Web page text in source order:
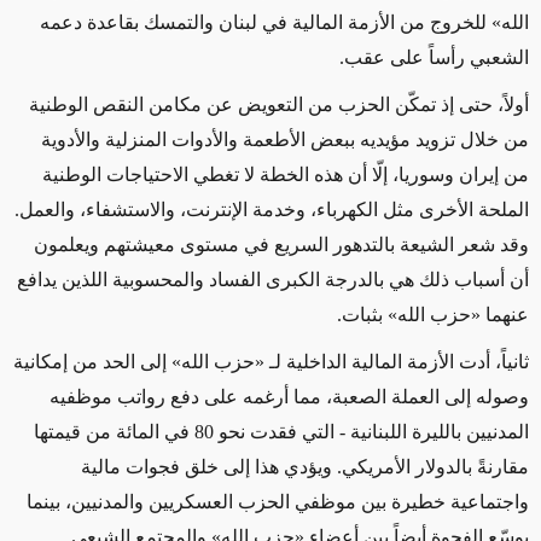
الله» للخروج من الأزمة المالية في لبنان والتمسك بقاعدة دعمه
الشعبي رأساً على عقب.
أولاً، حتى إذ تمكّن الحزب من التعويض عن مكامن النقص الوطنية
من خلال تزويد مؤيديه ببعض الأطعمة والأدوات المنزلية والأدوية
من إيران وسوريا، إلّا أن هذه الخطة لا تغطي الاحتياجات الوطنية
الملحة الأخرى مثل الكهرباء، وخدمة الإنترنت، والاستشفاء، والعمل.
وقد شعر الشيعة بالتدهور السريع في مستوى معيشتهم ويعلمون
أن أسباب ذلك هي بالدرجة الكبرى الفساد والمحسوبية اللذين يدافع
عنهما «حزب الله» بثبات.
ثانياً، أدت الأزمة المالية الداخلية لـ «حزب الله» إلى الحد من إمكانية
وصوله إلى العملة الصعبة، مما أرغمه على دفع رواتب موظفيه
المدنيين بالليرة اللبنانية - التي فقدت نحو 80 في المائة من قيمتها
مقارنةً بالدولار الأمريكي. ويؤدي هذا إلى خلق فجوات مالية
واجتماعية خطيرة بين موظفي الحزب العسكريين والمدنيين، بينما
يوسّع الفجوة أيضاً بين أعضاء «حزب الله» والمجتمع الشيعي